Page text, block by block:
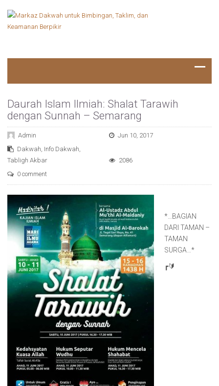
Daurah Islam Ilmiah: Shalat Tarawih
dengan Sunnah – Semarang
Admin
Jun 10, 2017
Dakwah, Info Dakwah,
Tabligh Akbar
2086
0 comment
*…BAGIAN
DARI TAMAN –
TAMAN
SURGA…*
┏🔰